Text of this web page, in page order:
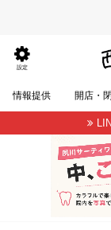
設定
情報提供 開店・